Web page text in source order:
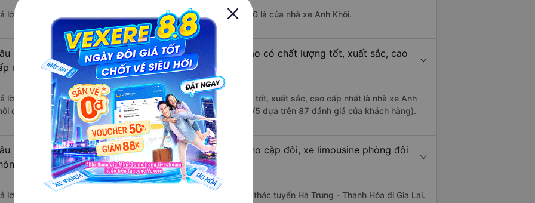
lời: Chuyến xe có giờ xuất phát trễ (muộn) nhất là vào lúc 11:30 là của nhà xe Anh Khôi.
hỏi: Review xe đi Gia Lai từ Hà Trung - Thanh Hóa nào có chất lượng tốt, xuất sắc, cao
nhất?
lời: Những hãng xe đi Hà Trung - Thanh Hóa Gia Lai chất lượng tốt, xuất sắc, cao cấp nhất là nhà xe Anh
đi Gia Lai từ Hà Trung - Thanh Hóa với điểm chất lượng là 4.2/5 dựa trên 87 đánh giá của khách hàng).
hỏi: Có loại xe Hà Trung - Thanh Hóa Gia Lai dành cho cặp đôi, xe limousine phòng đôi
lời: Hiện tại chưa có nhà xe nào có loại xe giường nằm đôi khai thác tuyến Hà Trung - Thanh Hóa đi Gia Lai.